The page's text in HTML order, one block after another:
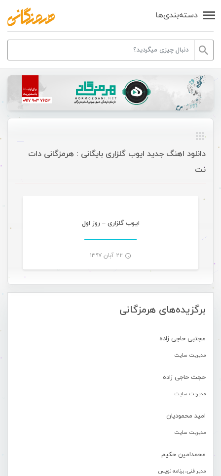
دسته‌بندی‌ها
برگزیده‌های هرمزگانی
مجتبی حاجی زاده
مدیریت سایت
حجت حاجی زاده
مدیریت سایت
امید محمودیان
مدیریت سایت
محمدامین حکیم
مدیر فنی، برنامه نویس
دانلود اهنگ جدید ایوب گلزاری بایگانی : هرمزگانی دات
نت
ایوب گلزاری – روز اول
۲۲ آبان ۱۳۹۷